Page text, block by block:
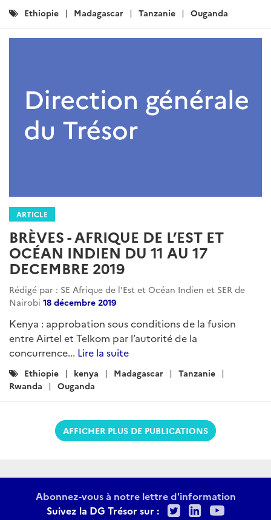
Catégories
Ethiopie Madagascar Tanzanie Ouganda
ARTICLE
BRÈVES - AFRIQUE DE L’EST ET
OCÉAN INDIEN DU 11 AU 17
DECEMBRE 2019
Rédigé par : SE Afrique de l'Est et Océan Indien et SER de
Nairobi 18 décembre 2019
Kenya : approbation sous conditions de la fusion
entre Airtel et Telkom par l’autorité de la
concurrence... Lire la suite
Catégories
:
Ethiopie kenya Madagascar
Tanzanie
Rwanda
Ouganda
AFFICHER PLUS DE PUBLICATIONS
Abonnez-vous à notre lettre d'information
Suivez la DG Trésor sur :
TwitterLinkedIn